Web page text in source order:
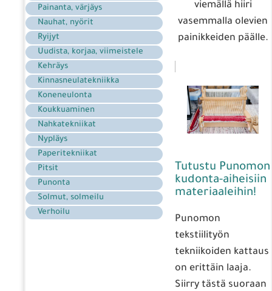
Painanta, värjäys
Nauhat, nyörit
Ryijyt
Uudista, korjaa, viimeistele
Kehräys
Kinnasneulatekniikka
Koneneulonta
Koukkuaminen
Nahkatekniikat
Nypläys
Paperitekniikat
Pitsit
Punonta
Solmut, solmeilu
Verhoilu
viemällä hiiri
vasemmalla olevien
painikkeiden päälle.
Tutustu Punomon
kudonta-aiheisiin
materiaaleihin!
Punomon
tekstiilityön
tekniikoiden kattaus
on erittäin laaja.
Siirry tästä suoraan